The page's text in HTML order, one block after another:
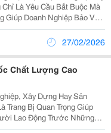
Là Yêu Cầu Bắt Buộc Mà
Giúp Doanh Nghiệp Bảo Vệ
Hiệu Suất Làm Việc. Đặc
Nhập Khẩu Từ Hàn...27/02/2026
Chất Lượng Cao
Xây Dựng Hay Sản
Trang Bị Quan Trọng Giúp
Lao Động Trước Những
Triển Của Công Nghệ Và